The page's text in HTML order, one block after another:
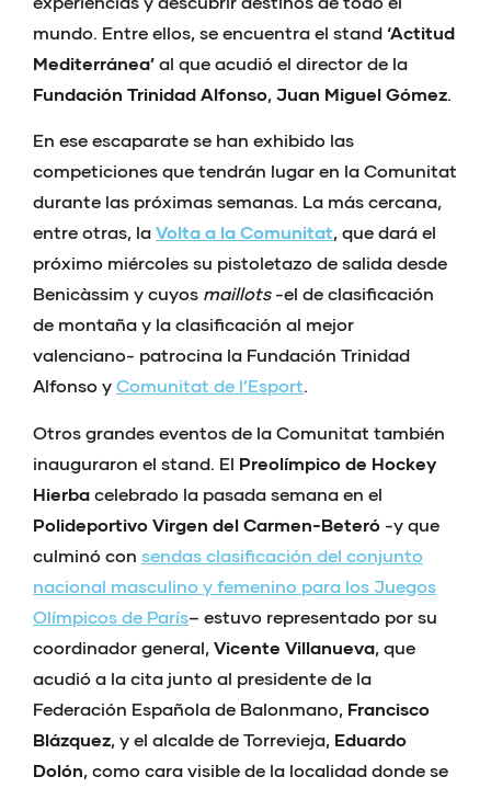
mundo. Entre ellos, se encuentra el stand ‘Actitud
Mediterránea’ al que acudió el director de la
Fundación Trinidad Alfonso, Juan Miguel Gómez.
En ese escaparate se han exhibido las
competiciones que tendrán lugar en la Comunitat
durante las próximas semanas. La más cercana,
entre otras, la Volta a la Comunitat, que dará el
próximo miércoles su pistoletazo de salida desde
Benicàssim y cuyos maillots-el de clasificación
de montaña y la clasificación al mejor
valenciano- patrocina la Fundación Trinidad
Alfonso y Comunitat de l’Esport.
Otros grandes eventos de la Comunitat también
inauguraron el stand. El Preolímpico de Hockey
Hierba celebrado la pasada semana en el
Polideportivo Virgen del Carmen-Beteró -y que
culminó con sendas clasificación del conjunto
nacional masculino y femenino para los Juegos
Olímpicos de París– estuvo representado por su
coordinador general, Vicente Villanueva, que
acudió a la cita junto al presidente de la
Federación Española de Balonmano, Francisco
Blázquez, y el alcalde de Torrevieja, Eduardo
Dolón, como cara visible de la localidad donde se